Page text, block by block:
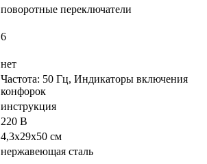
поворотные переключатели
6
нет
Частота: 50 Гц, Индикаторы включения
конфорок
инструкция
220 В
4,3х29х50 см
нержавеющая сталь